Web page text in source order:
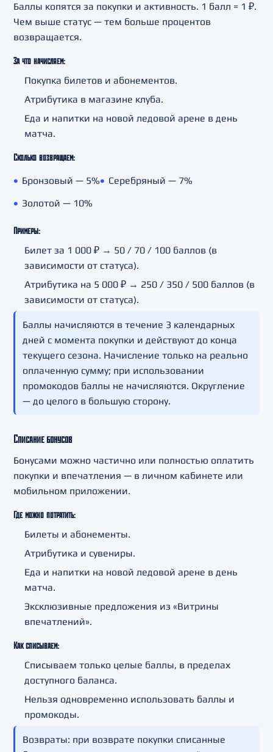
Баллы копятся за покупки и активность. 1 балл = 1 ₽.
Чем выше статус — тем больше процентов
возвращается.
За что начисляем:
Покупка билетов и абонементов.
Атрибутика в магазине клуба.
Еда и напитки на новой ледовой арене в день
матча.
Сколько возвращаем:
Бронзовый — 5%
Серебряный — 7%
Золотой — 10%
Примеры:
Билет за 1 000 ₽ → 50 / 70 / 100 баллов (в
зависимости от статуса).
Атрибутика на 5 000 ₽ → 250 / 350 / 500 баллов (в
зависимости от статуса).
Баллы начисляются в течение 3 календарных
дней с момента покупки и действуют до конца
текущего сезона. Начисление только на реально
оплаченную сумму; при использовании
промокодов баллы не начисляются. Округление
— до целого в большую сторону.
Списание бонусов
Бонусами можно частично или полностью оплатить
покупки и впечатления — в личном кабинете или
мобильном приложении.
Где можно потратить:
Билеты и абонементы.
Атрибутика и сувениры.
Еда и напитки на новой ледовой арене в день
матча.
Эксклюзивные предложения из «Витрины
впечатлений».
Как списываем:
Списываем только целые баллы, в пределах
доступного баланса.
Нельзя одновременно использовать баллы и
промокоды.
Возвраты: при возврате покупки списанные